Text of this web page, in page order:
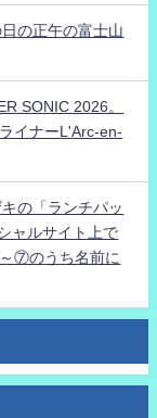
の正午の富士山
SONIC 2026。
イナーL'Arc-en-
の「ランチパッ
ャルサイト上で
⑦のうち名前に